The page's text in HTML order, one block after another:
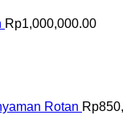
Rp1,000,000.00
Rotan Rp